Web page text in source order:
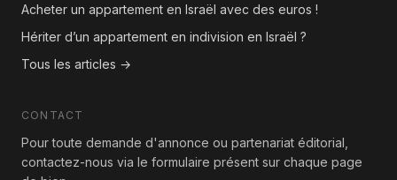
Acheter un appartement en Israël avec des euros !
Hériter d’un appartement en indivision en Israël ?
Tous les articles →
CONTACT
Pour toute demande d'annonce ou partenariat éditorial,
contactez-nous via le formulaire présent sur chaque page